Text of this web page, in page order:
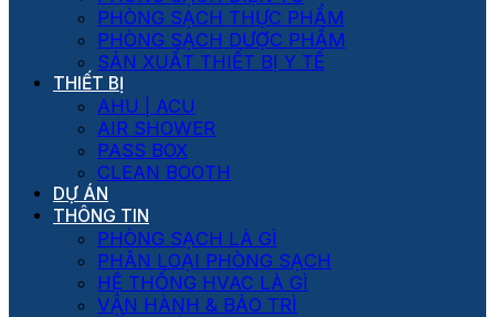
PHÒNG SẠCH THỰC PHẨM
PHÒNG SẠCH DƯỢC PHẨM
SẢN XUẤT THIẾT BỊ Y TẾ
THIẾT BỊ
AHU | ACU
AIR SHOWER
PASS BOX
CLEAN BOOTH
DỰ ÁN
THÔNG TIN
PHÒNG SẠCH LÀ GÌ
PHÂN LOẠI PHÒNG SẠCH
HỆ THỐNG HVAC LÀ GÌ
VẬN HÀNH & BẢO TRÌ